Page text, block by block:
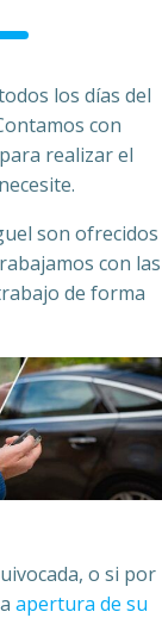
los días del
con
realizar el
son ofrecidos
con las
de forma
o si por
apertura de su